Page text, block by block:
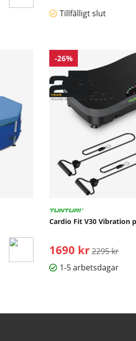
Tillfälligt slut
-26%
Cardio Fit V30 Vibration
1690 kr Ordinarie
2295 kr
1-5 arbetsdagar